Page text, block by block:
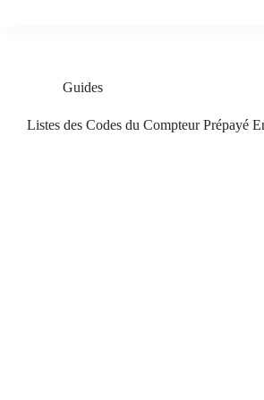
Guides
Listes des Codes du Compteur Prépayé